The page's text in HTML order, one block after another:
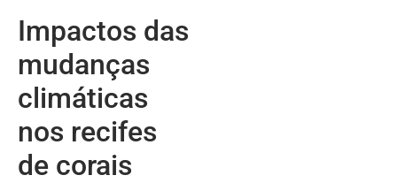
Impactos das
mudanças
climáticas
nos recifes
de corais